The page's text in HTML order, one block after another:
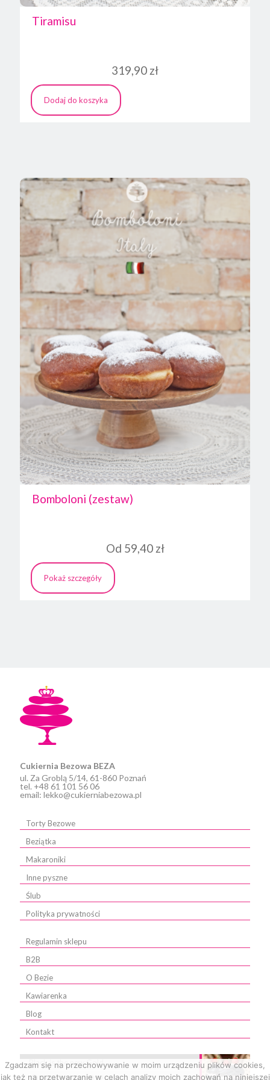
Tiramisu
319,90 zł
Dodaj do koszyka
Bomboloni (zestaw)
Od 59,40 zł
Pokaż szczegóły
Cukiernia Bezowa BEZA
ul. Za Groblą 5/14, 61-860 Poznań
tel. +48 61 101 56 06
email: lekko@cukierniabezowa.pl
Torty Bezowe
Beziątka
Makaroniki
Inne pyszne
Ślub
Polityka prywatności
Regulamin sklepu
B2B
O Bezie
Kawiarenka
Blog
Kontakt
Black is the new Gold
Zgadzam się na przechowywanie w moim urządzeniu plików cookies,
jak też na przetwarzanie w celach analizy moich zachowań na niniejszej